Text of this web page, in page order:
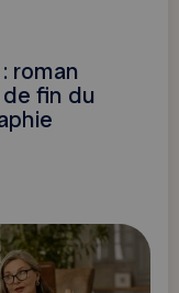
roman
fin du